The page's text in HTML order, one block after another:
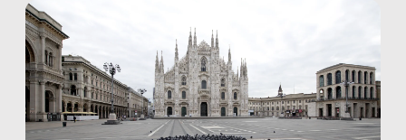
campagna “Lavoro, poi stacco” ha ispirato la norma